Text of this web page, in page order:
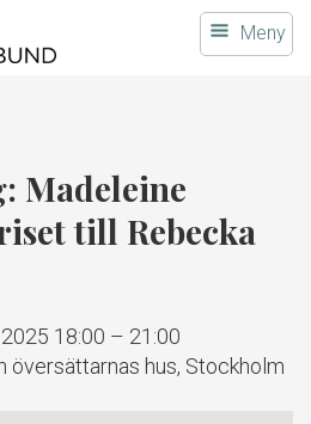
Meny
Madeleine
till Rebecka
18:00 – 21:00
översättarnas hus, Stockholm